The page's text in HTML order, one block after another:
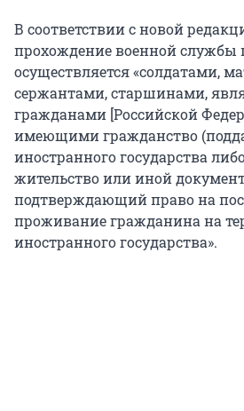
В соответствии с новой
прохождение военной службы
осуществляется «солдатами,
сержантами, старшинами,
гражданами [Российской
имеющими гражданство
иностранного государства
жительство или иной
подтверждающий право на
проживание гражданина на
иностранного государства».